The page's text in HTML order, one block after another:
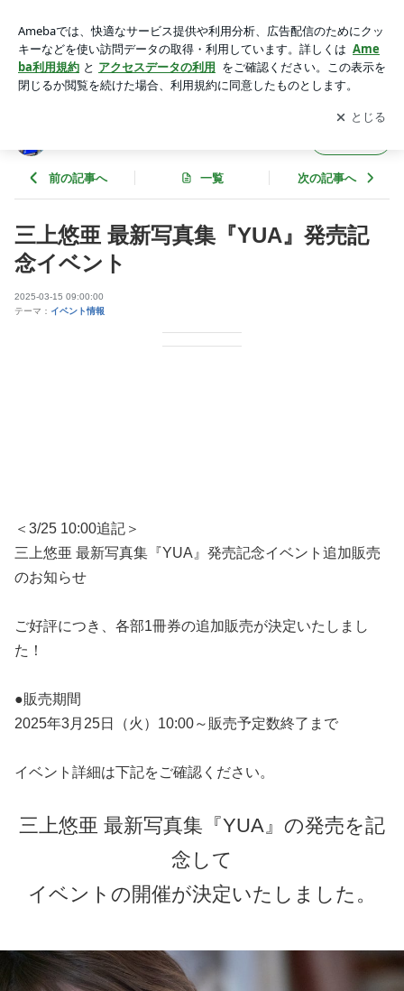
BISUBASHIアプリをダウンロードして ブログの更新通知
を受け取りまし
ょう。
開く
前の記事へ 一覧 次の記事へ
三上悠亜 最新写真集『YUA』発売記
念イベント
2025-03-15 09:00:00
テーマ： イベント情報
＜3/25 10:00追記＞
三上悠亜 最新写真集『YUA』発売記念イベント追加販売
のお知らせ
ご好評につき、各部1冊券の追加販売が決定いたしまし
た！
●販売期間
2025年3月25日（火）10:00～販売予定数終了まで
イベント詳細は下記をご確認ください。
三上悠亜 最新写真集『YUA』の発売を記
念して
イベントの開催が決定いたしました。